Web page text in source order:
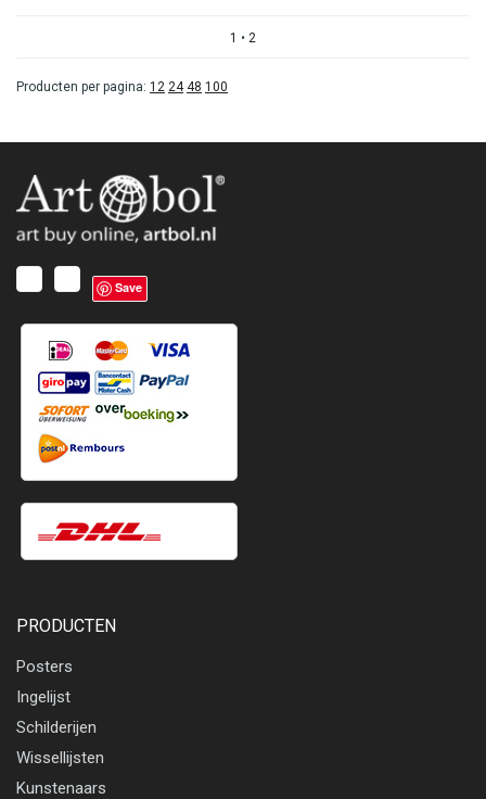
1 • 2
Producten per pagina: 12 24 48 100
Save
PRODUCTEN
Posters
Ingelijst
Schilderijen
Wissellijsten
Kunstenaars